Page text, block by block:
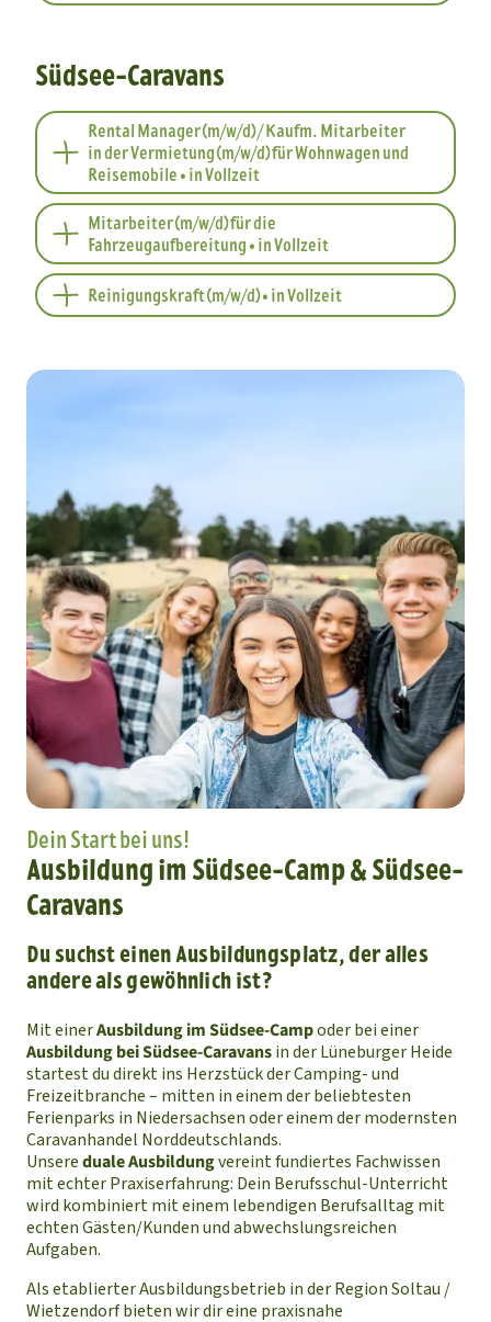
Südsee-Caravans
Rental Manager (m/w/d) / Kaufm. Mitarbeiter
in der Vermietung (m/w/d) für Wohnwagen und
Reisemobile • in Vollzeit
Mitarbeiter (m/w/d) für die
Fahrzeugaufbereitung • in Vollzeit
Reinigungskraft (m/w/d) • in Vollzeit
Dein Start bei uns!
Ausbildung im Südsee-Camp & Südsee-
Caravans
Du suchst einen Ausbildungsplatz, der alles
andere als gewöhnlich ist?
Mit einerAusbildung im Südsee-Campoder bei einer
Ausbildung bei Südsee-Caravansin der Lüneburger Heide
startest du direkt ins Herzstück der Camping- und
Freizeitbranche – mitten in einem der beliebtesten
Ferienparks in Niedersachsen oder einem der modernsten
Caravanhandel Norddeutschlands.
Unsereduale Ausbildungvereint fundiertes Fachwissen
mit echter Praxiserfahrung: Dein Berufsschul-Unterricht
wird kombiniert mit einem lebendigen Berufsalltag mit
echten Gästen/Kunden und abwechslungsreichen
Aufgaben.
Als etablierter Ausbildungsbetrieb in der Region Soltau /
Wietzendorf bieten wir dir eine praxisnahe